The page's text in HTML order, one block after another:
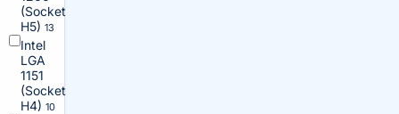
(Socket
H5) 13
Intel
LGA
1151
(Socket
H4) 10